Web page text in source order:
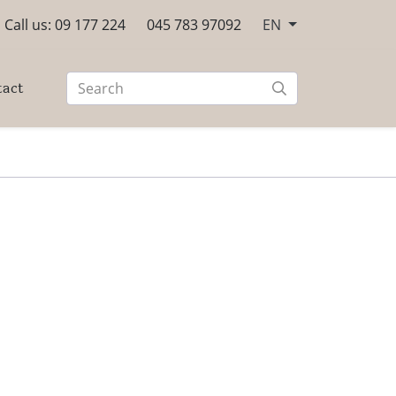
Call us: 09 177 224 045 783 97092 EN